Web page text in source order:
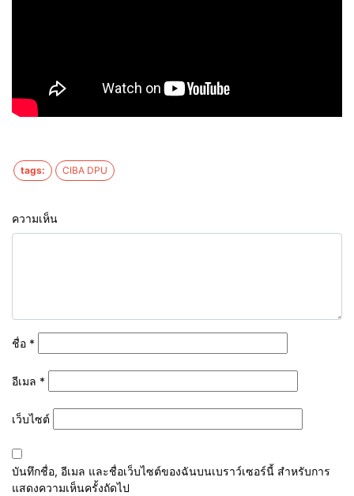
tags: CIBA DPU
ความเห็น
ชื่อ *
อีเมล *
เว็บไซต์
บันทึกชื่อ, อีเมล และชื่อเว็บไซต์ของฉันบนเบราว์เซอร์นี้ สำหรับการ
แสดงความเห็นครั้งถัดไป